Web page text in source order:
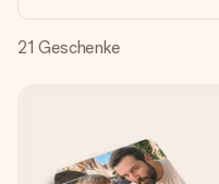
Herzen. Kein Stress,
Moment.
21 Geschenke